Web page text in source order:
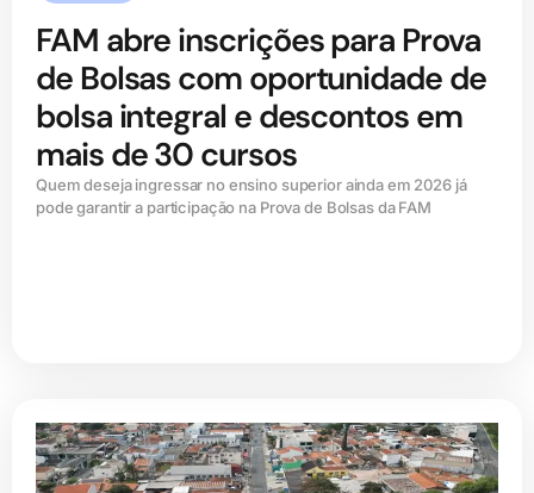
FAM abre inscrições para Prova
de Bolsas com oportunidade de
bolsa integral e descontos em
mais de 30 cursos
Quem deseja ingressar no ensino superior ainda em 2026 já
pode garantir a participação na Prova de Bolsas da FAM